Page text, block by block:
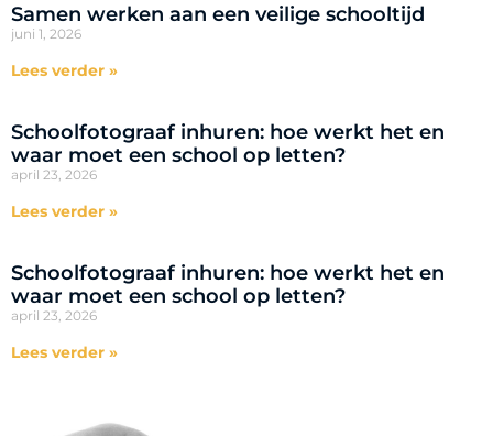
Samen werken aan een veilige schooltijd
juni 1, 2026
Lees verder »
Schoolfotograaf inhuren: hoe werkt het en
waar moet een school op letten?
april 23, 2026
Lees verder »
Schoolfotograaf inhuren: hoe werkt het en
waar moet een school op letten?
april 23, 2026
Lees verder »